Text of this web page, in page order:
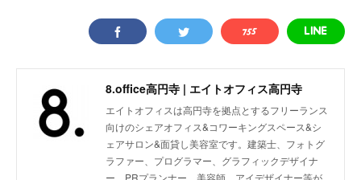
8.office高円寺 | エイトオフィス高円寺
エイトオフィスは高円寺を拠点とするフリーランス
向けのシェアオフィス&コワーキングスペース&シ
ェアサロン&面貸し美容室です。建築士、フォトグ
ラファー、プログラマー、グラフィックデザイナ
ー、PRプランナー、美容師、アイデザイナー等が